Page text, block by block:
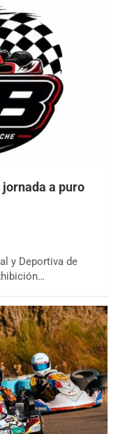
jornada a puro
y Deportiva de